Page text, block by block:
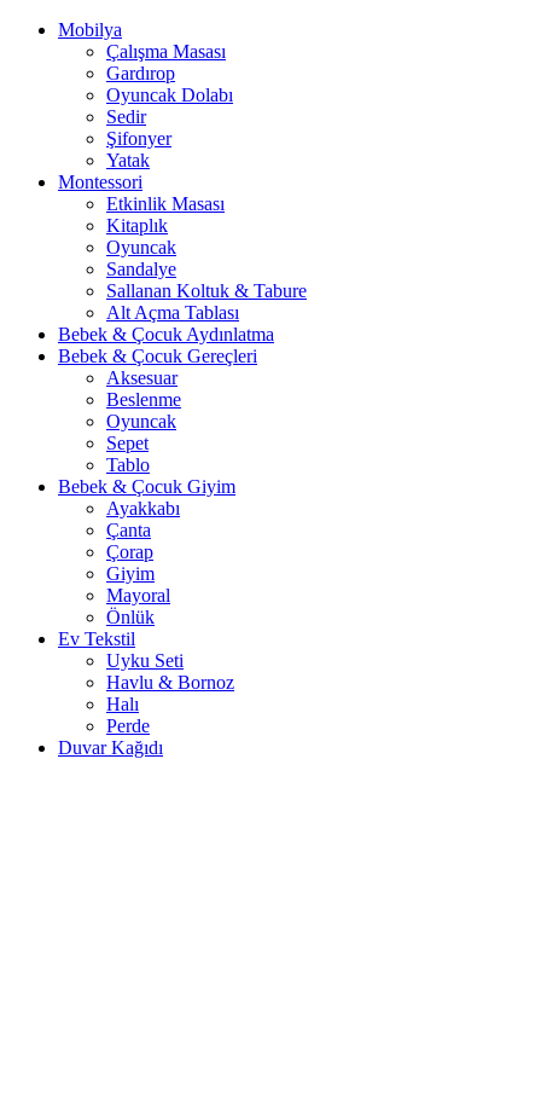
Mobilya
Çalışma Masası
Gardırop
⁠Oyuncak Dolabı
Sedir
Şifonyer
Yatak
Montessori
Etkinlik Masası
Kitaplık
Oyuncak
Sandalye
Sallanan Koltuk & Tabure
Alt Açma Tablası
Bebek & Çocuk Aydınlatma
Bebek & Çocuk Gereçleri
Aksesuar
Beslenme
Oyuncak
Sepet
Tablo
Bebek & Çocuk Giyim
Ayakkabı
Çanta
Çorap
Giyim
Mayoral
Önlük
Ev Tekstil
Uyku Seti
Havlu & Bornoz
Halı
Perde
Duvar Kağıdı